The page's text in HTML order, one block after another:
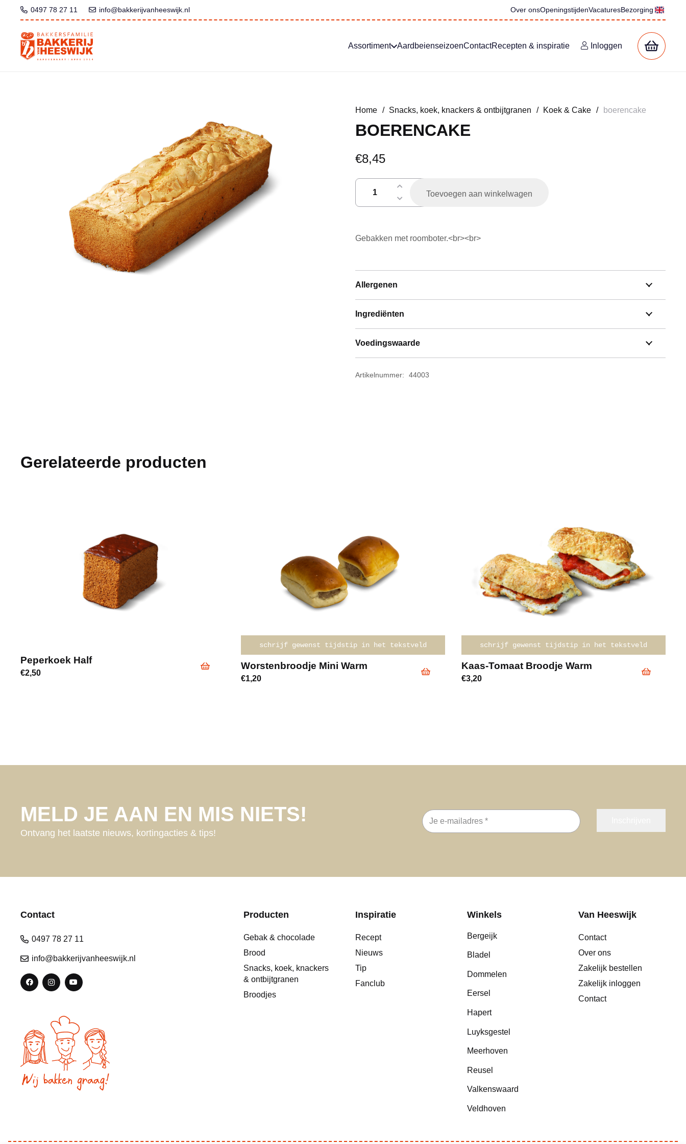
0497 78 27 11 info@bakkerijvanheeswijk.nl Over onsOpeningstijdenVacaturesBezorging
Assortiment AardbeienseizoenContactRecepten & inspiratie Inloggen
Home / Snacks, koek, knackers & ontbijtgranen / Koek & Cake / boerencake
BOERENCAKE
€8,45
boerencake
Toevoegen aan winkelwagen
Gebakken met roomboter.<br><br>
Allergenen
Ingrediënten
Voedingswaarde
Artikelnummer: 44003
Gerelateerde producten
Peperkoek Half
€2,50
schrijf gewenst tijdstip in het tekstveld
Worstenbroodje Mini Warm
€1,20
schrijf gewenst tijdstip in het tekstveld
Kaas-Tomaat Broodje Warm
€3,20
MELD JE AAN EN MIS NIETS!
Ontvang het laatste nieuws, kortingacties & tips!
E-
mailadres
Contact
0497 78 27 11
info@bakkerijvanheeswijk.nl
Producten
Gebak & chocolade
Brood
Snacks, koek, knackers
& ontbijtgranen
Broodjes
Inspiratie
Recept
Nieuws
Tip
Fanclub
Winkels
Bergeijk
Bladel
Dommelen
Eersel
Hapert
Luyksgestel
Meerhoven
Reusel
Valkenswaard
Veldhoven
Van Heeswijk
Contact
Over ons
Zakelijk bestellen
Zakelijk inloggen
Contact